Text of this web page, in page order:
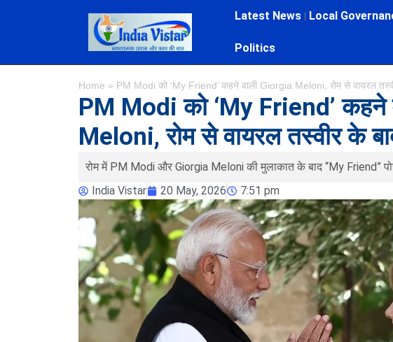
Latest News Local
Politics
Home » PM Modi को ‘My Friend’ कहने वाली Giorgia Meloni, रोम से वायरल
PM Modi को ‘My Friend’ कहने
Meloni, रोम से वायरल तस्वीर के
रोम में PM Modi और Giorgia Meloni की मुलाकात के बाद “My Friend”
India Vistar
20 May, 2026 7:51 pm